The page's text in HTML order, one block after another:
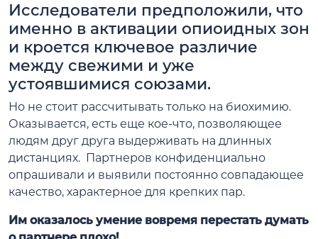
Исследователи предположили, что
именно в активации опиоидных зон
и кроется ключевое различие
между свежими и уже
устоявшимися союзами.
Но не стоит рассчитывать только на биохимию.
Оказывается, есть еще кое-что, позволяющее
людям друг друга выдерживать на длинных
дистанциях. Партнеров конфиденциально
опрашивали и выявили постоянно совпадающее
качество, характерное для крепких пар.
Им оказалось умение вовремя перестать думать